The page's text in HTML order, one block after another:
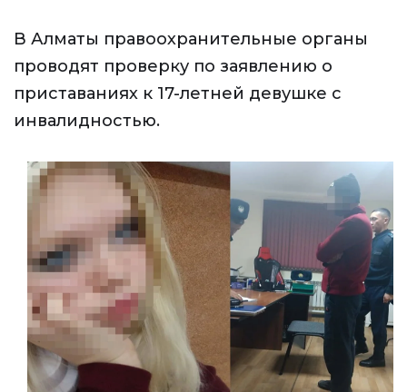
В Алматы правоохранительные органы
проводят проверку по заявлению о
приставаниях к 17-летней девушке с
инвалидностью.